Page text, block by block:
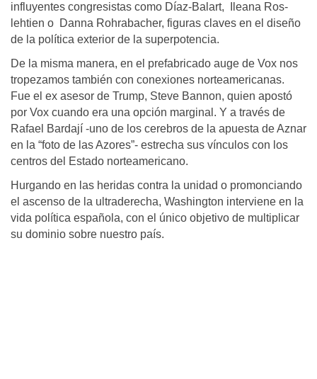
influyentes congresistas como Díaz-Balart, Ileana Ros-
lehtien o Danna Rohrabacher, figuras claves en el diseño
de la política exterior de la superpotencia.
De la misma manera, en el prefabricado auge de Vox nos
tropezamos también con conexiones norteamericanas.
Fue el ex asesor de Trump, Steve Bannon, quien apostó
por Vox cuando era una opción marginal. Y a través de
Rafael Bardají -uno de los cerebros de la apuesta de Aznar
en la “foto de las Azores”- estrecha sus vínculos con los
centros del Estado norteamericano.
Hurgando en las heridas contra la unidad o promonciando
el ascenso de la ultraderecha, Washington interviene en la
vida política española, con el único objetivo de multiplicar
su dominio sobre nuestro país.